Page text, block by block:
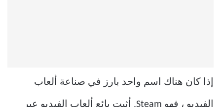
إذا كان هناك اسم واحد بارز في صناعة ألعاب
الفيديو ، فهو Steam. أثبت بائع ألعاب الفيديو عبر